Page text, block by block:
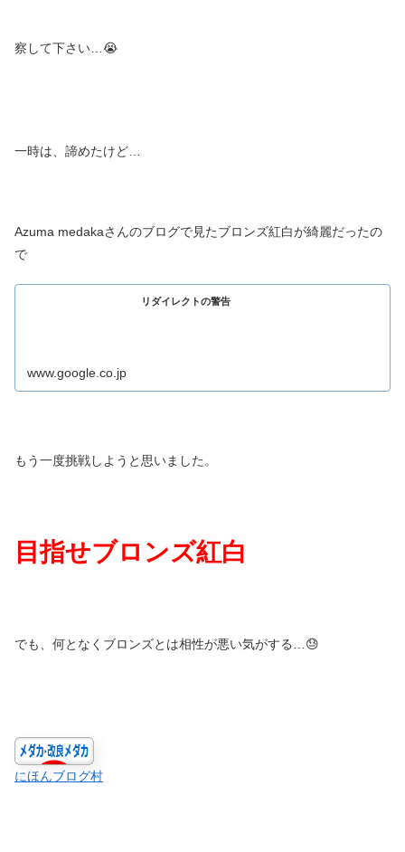
察して下さい…😭
一時は、諦めたけど…
Azuma medakaさんのブログで見たブロンズ紅白が綺麗だったの
で
リダイレクトの警告
www.google.co.jp
もう一度挑戦しようと思いました。
目指せブロンズ紅白
でも、何となくブロンズとは相性が悪い気がする…😓
にほんブログ村